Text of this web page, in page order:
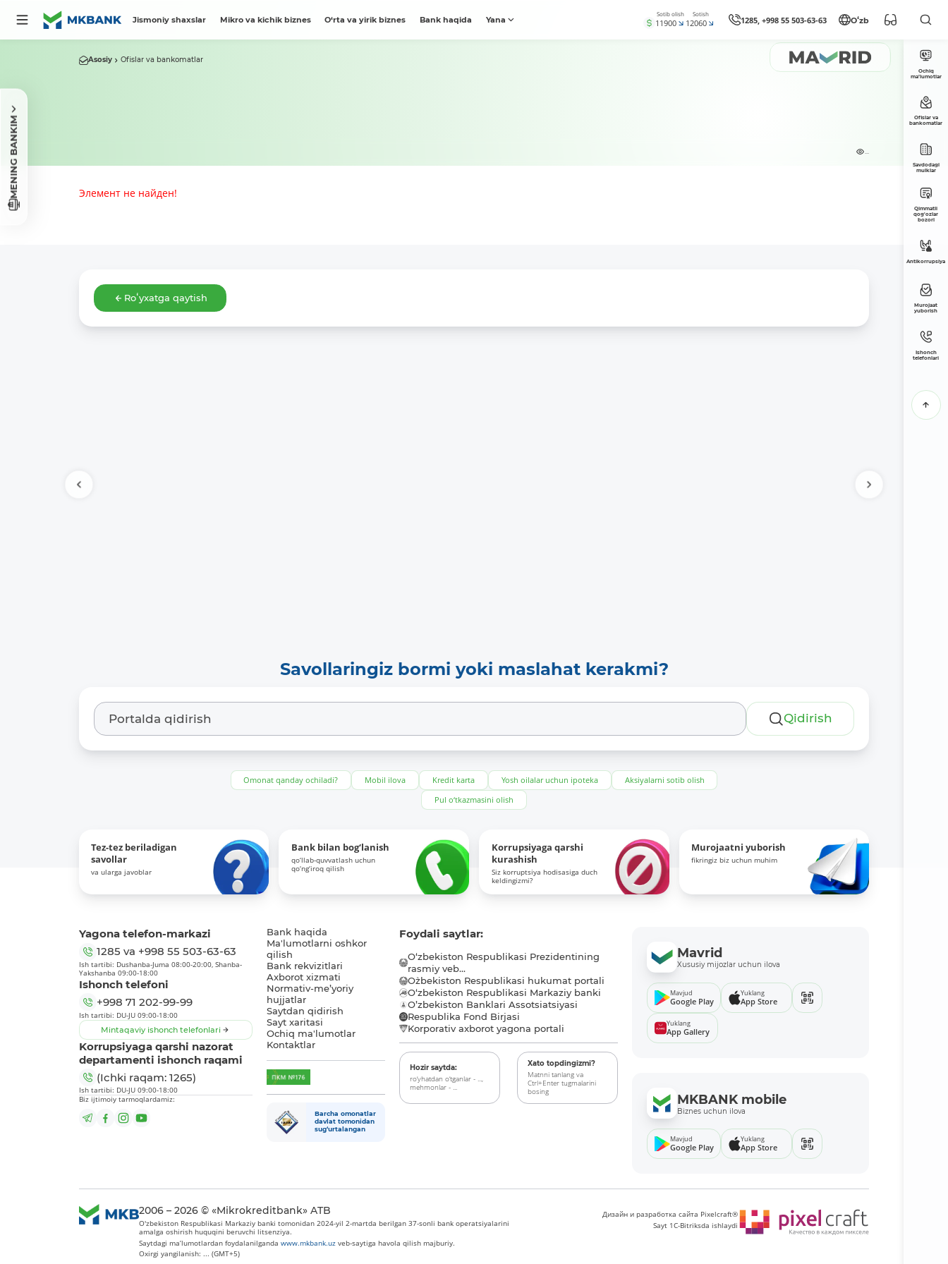
Jismoniy shaxslar Mikro va kichik biznes O‘rta va yirik biznes Bank haqida Yana
Sotib olish
11900
Sotish
12060 1285, +998 55 503-63-63 Oʻzb
MENING BANKIM
Asosiy Ofislar va bankomatlar
...
Элемент не найден!
Roʻyxatga qaytish
Savollaringiz bormi yoki maslahat kerakmi?
Qidirish
Omonat qanday ochiladi? Mobil ilova Kredit karta Yosh oilalar uchun ipoteka
Aksiyalarni sotib olish
Pul o‘tkazmasini olish
Tez-tez beriladigan
savollar
va ularga javoblar
Bank bilan bog‘lanish
qo‘llab-quvvatlash uchun
qo‘ng‘iroq qilish
Korrupsiyaga qarshi
kurashish
Siz korruptsiya hodisasiga duch
keldingizmi?
Murojaatni yuborish
fikringiz biz uchun muhim
Ochiq
ma’lumotlar
Ofislar va
bankomatlar
Savdodagi
mulklar
Qimmatli
qog'ozlar
bozori
Antikorrupsiya
Murojaat
yuborish
Ishonch
telefonlari
Yagona telefon-markazi
1285 va +998 55 503-63-63
Ish tartibi: Dushanba-Juma 08:00-20:00, Shanba-
Yakshanba 09:00-18:00
Ishonch telefoni
+998 71 202-99-99
Ish tartibi: DU-JU 09:00-18:00
Mintaqaviy ishonch telefonlari
Korrupsiyaga qarshi nazorat
departamenti ishonch raqami
(Ichki raqam: 1265)
Ish tartibi: DU-JU 09:00-18:00
Biz ijtimoiy tarmoqlardamiz:
Bank haqida
Ma'lumotlarni oshkor
qilish
Bank rekvizitlari
Axborot xizmati
Normativ-me’yoriy
hujjatlar
Saytdan qidirish
Sayt xaritasi
Ochiq ma'lumotlar
Kontaktlar
Barcha omonatlar
davlat tomonidan
sug‘urtalangan
Foydali saytlar:
O‘zbekiston Respublikasi Prezidentining
rasmiy veb...
O`zbekiston Respublikasi hukumat portali
O‘zbekiston Respublikasi Markaziy banki
O’zbekiston Banklari Assotsiatsiyasi
Respublika Fond Birjasi
Korporativ axborot yagona portali
Hozir saytda:
ro‘yhatdan o‘tganlar - ...,
mehmonlar - ...
Xato topdingizmi?
Matnni tanlang va
Ctrl+Enter tugmalarini
bosing
Mavrid
Xususiy mijozlar uchun ilova
Mavjud
Google Play
Yuklang
App Store
Yuklang
App Gallery
MKBANK mobile
Biznes uchun ilova
Mavjud
Google Play
Yuklang
App Store
2006 – 2026 © «Mikrokreditbank» ATB
O'zbekiston Respublikasi Markaziy banki tomonidan 2024-yil 2-martda berilgan 37-sonli bank operatsiyalarini
amalga oshirish huquqini beruvchi litsenziya.
Saytdagi ma’lumotlardan foydalanilgandawww.mkbank.uz veb-saytiga havola qilish majburiy.
Oxirgi yangilanish: ... (GMT+5)
Дизайн и разработка сайта Pixelcraft®
Sayt 1C-Bitriksda ishlaydi